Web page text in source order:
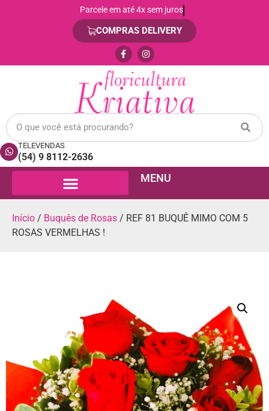
Parcele em até 4x sem juros
COMPRAS DELIVERY
TELEVENDAS
(54) 9 8112-2636
MENU
Início / Buquês de Rosas / REF 81 BUQUÊ MIMO COM 5
ROSAS VERMELHAS !